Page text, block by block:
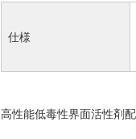
仕様
高性能低毒性界面活性剤